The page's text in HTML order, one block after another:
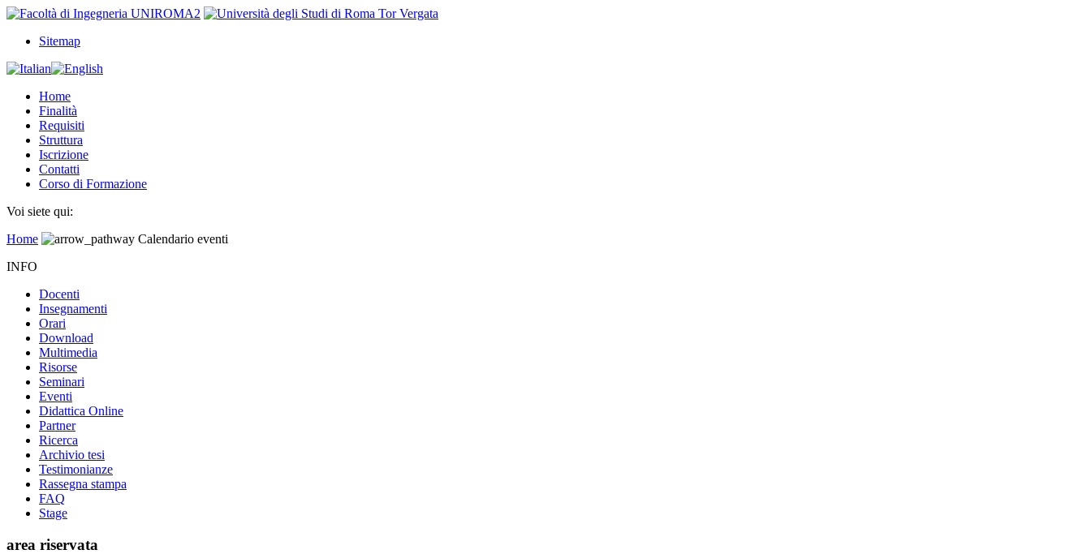
Sitemap
Home
Finalità
Requisiti
Struttura
Iscrizione
Contatti
Corso di Formazione
Voi siete qui:
Home
Calendario eventi
INFO
Docenti
Insegnamenti
Orari
Download
Multimedia
Risorse
Seminari
Eventi
Didattica Online
Partner
Ricerca
Archivio tesi
Testimonianze
Rassegna stampa
FAQ
Stage
area riservata